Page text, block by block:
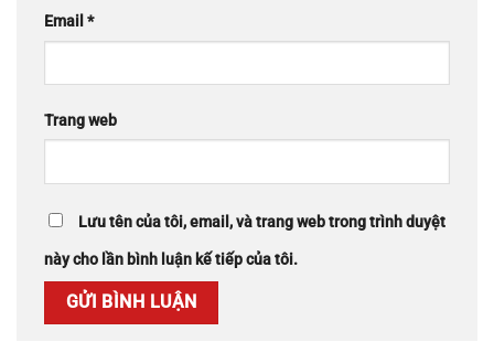
Email *
Trang web
Lưu tên của tôi, email, và trang web trong trình duyệt
này cho lần bình luận kế tiếp của tôi.